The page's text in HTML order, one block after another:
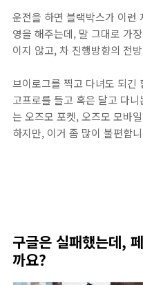
운전을 하면 블랙박스가 이런
영을 해주는데, 말 그대로 가
이지 않고, 차 진행방향의 전
브이로그를 찍고 다녀도 되긴
고프로를 들고 혹은 달고 다
는 오즈모 포켓, 오즈모 모바
하지만, 이거 좀 많이 불편합
구글은 실패했는데,
까요?